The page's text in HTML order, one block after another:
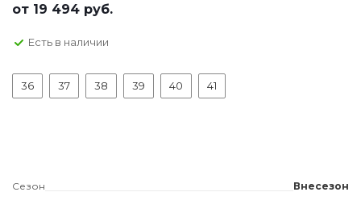
от 19 494 руб.
Есть в наличии
36 37 38 39 40 41
Сезон Внесезон